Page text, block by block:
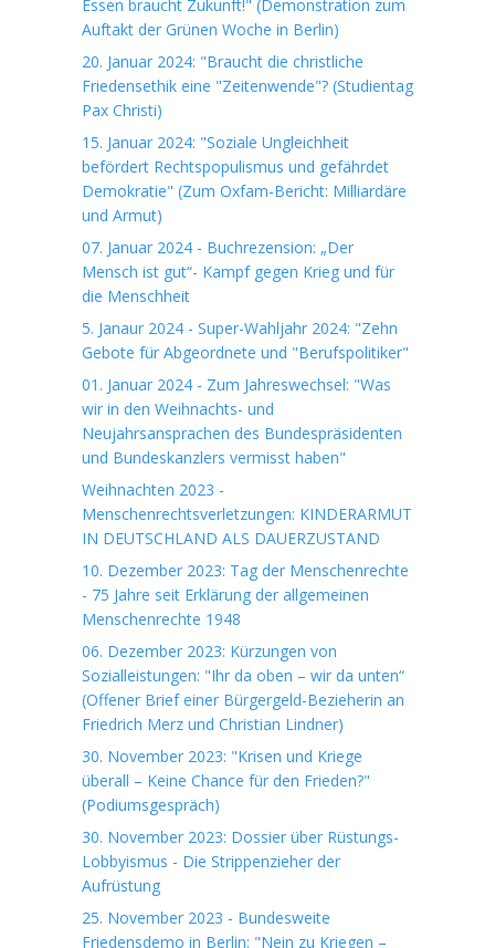
Essen braucht Zukunft!" (Demonstration zum
Auftakt der Grünen Woche in Berlin)
20. Januar 2024: "Braucht die christliche
Friedensethik eine "Zeitenwende"? (Studientag
Pax Christi)
15. Januar 2024: "Soziale Ungleichheit
befördert Rechtspopulismus und gefährdet
Demokratie" (Zum Oxfam-Bericht: Milliardäre
und Armut)
07. Januar 2024 - Buchrezension: „Der
Mensch ist gut“- Kampf gegen Krieg und für
die Menschheit
5. Janaur 2024 - Super-Wahljahr 2024: "Zehn
Gebote für Abgeordnete und "Berufspolitiker"
01. Januar 2024 - Zum Jahreswechsel: "Was
wir in den Weihnachts- und
Neujahrsansprachen des Bundespräsidenten
und Bundeskanzlers vermisst haben"
Weihnachten 2023 -
Menschenrechtsverletzungen: KINDERARMUT
IN DEUTSCHLAND ALS DAUERZUSTAND
10. Dezember 2023: Tag der Menschenrechte
- 75 Jahre seit Erklärung der allgemeinen
Menschenrechte 1948
06. Dezember 2023: Kürzungen von
Sozialleistungen: "Ihr da oben – wir da unten“
(Offener Brief einer Bürgergeld-Bezieherin an
Friedrich Merz und Christian Lindner)
30. November 2023: "Krisen und Kriege
überall – Keine Chance für den Frieden?"
(Podiumsgespräch)
30. November 2023: Dossier über Rüstungs-
Lobbyismus - Die Strippenzieher der
Aufrüstung
25. November 2023 - Bundesweite
Friedensdemo in Berlin: "Nein zu Kriegen –